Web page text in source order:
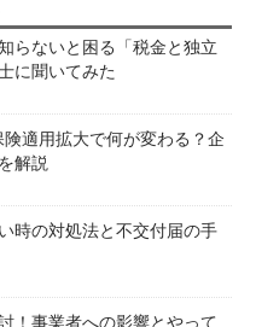
らないと困る「税金と独立
に聞いてみた
険適用拡大で何が変わる？企
解説
時の対処法と不交付届の手
！事業者への影響とやって